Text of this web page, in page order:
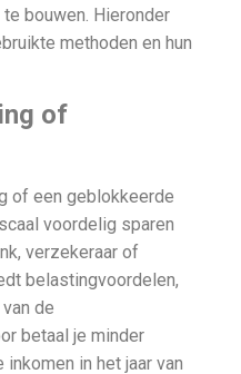
bouwen. Hieronder
methoden en hun
of
of een geblokkeerde
voordelig sparen
verzekeraar of
belastingvoordelen,
de
betaal je minder
in het jaar van